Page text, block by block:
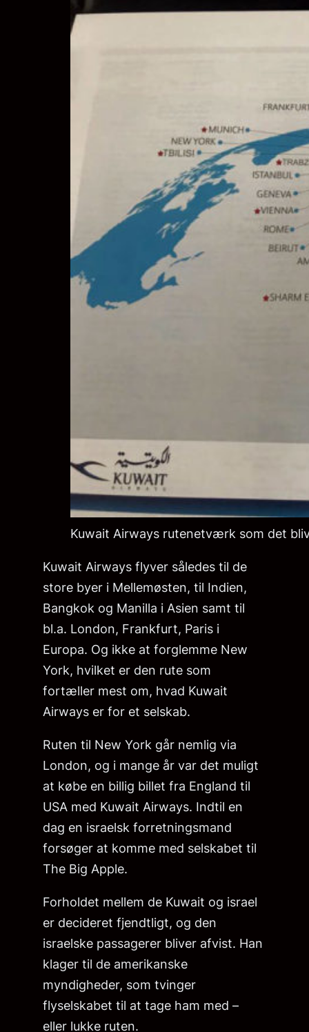
Kuwait Airways rutenetværk som det
Kuwait Airways flyver således til de
store byer i Mellemøsten, til Indien,
Bangkok og Manilla i Asien samt til
bl.a. London, Frankfurt, Paris i
Europa. Og ikke at forglemme New
York, hvilket er den rute som
fortæller mest om, hvad Kuwait
Airways er for et selskab.
Ruten til New York går nemlig via
London, og i mange år var det muligt
at købe en billig billet fra England til
USA med Kuwait Airways. Indtil en
dag en israelsk forretningsmand
forsøger at komme med selskabet til
The Big Apple.
Forholdet mellem de Kuwait og israel
er decideret fjendtligt, og den
israelske passagerer bliver afvist. Han
klager til de amerikanske
myndigheder, som tvinger
flyselskabet til at tage ham med –
eller lukke ruten.